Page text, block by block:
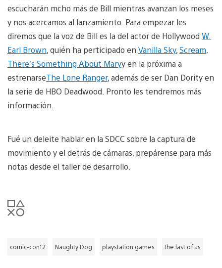
escucharán mcho más de Bill mientras avanzan los meses
y nos acercamos al lanzamiento. Para empezar les
diremos que la voz de Bill es la del actor de Hollywood W.
Earl Brown, quién ha perticipado en Vanilla Sky,Scream,
There’s Something About Maryy en la próxima a
estrenarseThe Lone Ranger, además de ser Dan Dority en
la serie de HBO Deadwood. Pronto les tendremos más
información.
Fué un deleite hablar en la SDCC sobre la captura de
movimiento y el detrás de cámaras, prepárense para más
notas desde el taller de desarrollo.
comic-con12 Naughty Dog playstation games the last of us